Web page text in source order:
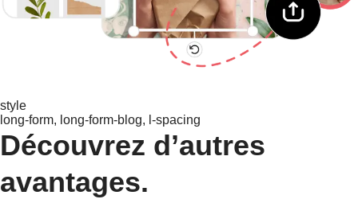
style
long-form, long-form-blog, l-spacing
Découvrez d’autres
avantages.